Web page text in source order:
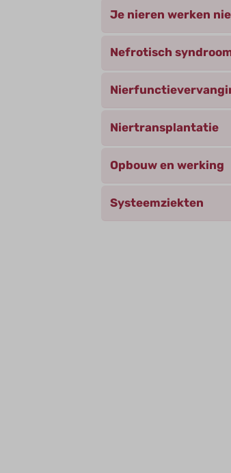
Je nieren werken
Nefrotisch
Niertransplantatie
Opbouw en werking
Systeemziekten